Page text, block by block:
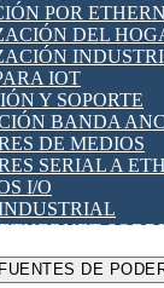
DE
-
VARIAS
LED
REED
DE RELÉ
TÉRMICA
SÓLIDO
DE
POR
DEL
IOT
Y SOPORTE
BANDA
DE MEDIOS
SERIAL A
I/O
REDES
FUENTES DE